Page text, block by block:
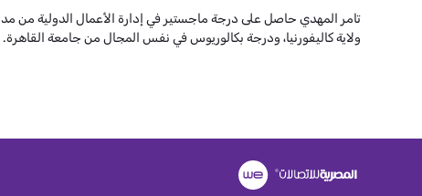
تامر المهدي حاصل على درجة ماجستير في إدارة الأعمال الدولية من
ولاية كاليفورنيا، ودرجة بكالوريوس في نفس المجال من جامعة القاهرة.